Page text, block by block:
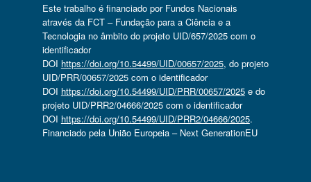
Este trabalho é financiado por Fundos Nacionais
através da FCT – Fundação para a Ciência e a
Tecnologia no âmbito do projeto UID/657/2025 com o
identificador
DOI https://doi.org/10.54499/UID/00657/2025, do projeto
UID/PRR/00657/2025 com o identificador
DOI https://doi.org/10.54499/UID/PRR/00657/2025e do
projeto UID/PRR2/04666/2025 com o identificador
DOI https://doi.org/10.54499/UID/PRR2/04666/2025.
Financiado pela União Europeia – Next GenerationEU